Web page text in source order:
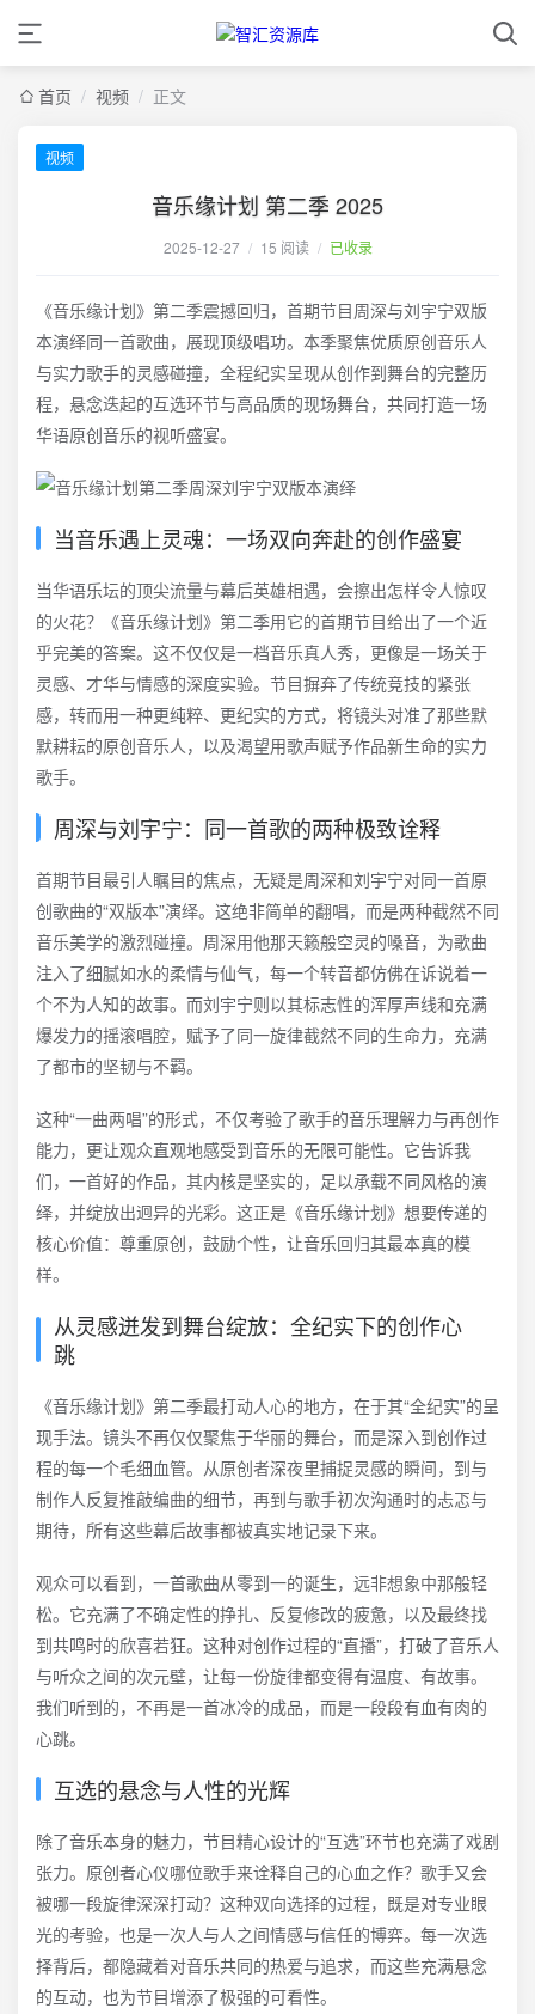
首页 / 视频 / 正文
视频
音乐缘计划 第二季 2025
2025-12-27 / 15 阅读 / 已收录
《音乐缘计划》第二季震撼回归，首期节目周深与刘宇宁双版
本演绎同一首歌曲，展现顶级唱功。本季聚焦优质原创音乐人
与实力歌手的灵感碰撞，全程纪实呈现从创作到舞台的完整历
程，悬念迭起的互选环节与高品质的现场舞台，共同打造一场
华语原创音乐的视听盛宴。
当音乐遇上灵魂：一场双向奔赴的创作盛宴
当华语乐坛的顶尖流量与幕后英雄相遇，会擦出怎样令人惊叹
的火花？《音乐缘计划》第二季用它的首期节目给出了一个近
乎完美的答案。这不仅仅是一档音乐真人秀，更像是一场关于
灵感、才华与情感的深度实验。节目摒弃了传统竞技的紧张
感，转而用一种更纯粹、更纪实的方式，将镜头对准了那些默
默耕耘的原创音乐人，以及渴望用歌声赋予作品新生命的实力
歌手。
周深与刘宇宁：同一首歌的两种极致诠释
首期节目最引人瞩目的焦点，无疑是周深和刘宇宁对同一首原
创歌曲的“双版本”演绎。这绝非简单的翻唱，而是两种截然不同
音乐美学的激烈碰撞。周深用他那天籁般空灵的嗓音，为歌曲
注入了细腻如水的柔情与仙气，每一个转音都仿佛在诉说着一
个不为人知的故事。而刘宇宁则以其标志性的浑厚声线和充满
爆发力的摇滚唱腔，赋予了同一旋律截然不同的生命力，充满
了都市的坚韧与不羁。
这种“一曲两唱”的形式，不仅考验了歌手的音乐理解力与再创作
能力，更让观众直观地感受到音乐的无限可能性。它告诉我
们，一首好的作品，其内核是坚实的，足以承载不同风格的演
绎，并绽放出迥异的光彩。这正是《音乐缘计划》想要传递的
核心价值：尊重原创，鼓励个性，让音乐回归其最本真的模
样。
从灵感迸发到舞台绽放：全纪实下的创作心
跳
《音乐缘计划》第二季最打动人心的地方，在于其“全纪实”的呈
现手法。镜头不再仅仅聚焦于华丽的舞台，而是深入到创作过
程的每一个毛细血管。从原创者深夜里捕捉灵感的瞬间，到与
制作人反复推敲编曲的细节，再到与歌手初次沟通时的忐忑与
期待，所有这些幕后故事都被真实地记录下来。
观众可以看到，一首歌曲从零到一的诞生，远非想象中那般轻
松。它充满了不确定性的挣扎、反复修改的疲惫，以及最终找
到共鸣时的欣喜若狂。这种对创作过程的“直播”，打破了音乐人
与听众之间的次元壁，让每一份旋律都变得有温度、有故事。
我们听到的，不再是一首冰冷的成品，而是一段段有血有肉的
心跳。
互选的悬念与人性的光辉
除了音乐本身的魅力，节目精心设计的“互选”环节也充满了戏剧
张力。原创者心仪哪位歌手来诠释自己的心血之作？歌手又会
被哪一段旋律深深打动？这种双向选择的过程，既是对专业眼
光的考验，也是一次人与人之间情感与信任的博弈。每一次选
择背后，都隐藏着对音乐共同的热爱与追求，而这些充满悬念
的互动，也为节目增添了极强的可看性。